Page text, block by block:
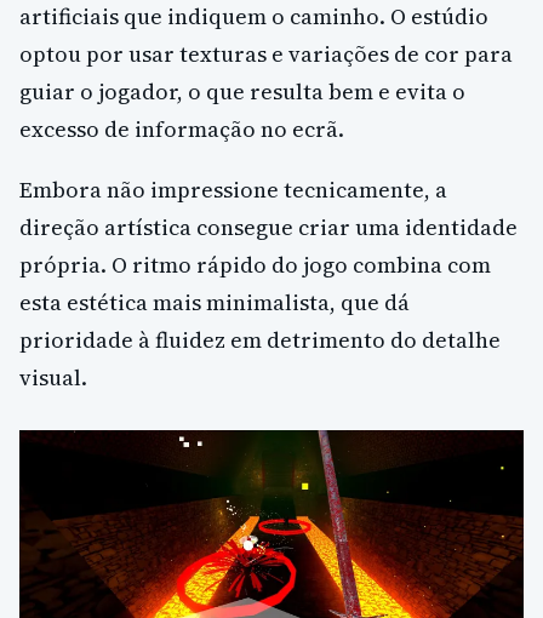
artificiais que indiquem o caminho. O estúdio
optou por usar texturas e variações de cor para
guiar o jogador, o que resulta bem e evita o
excesso de informação no ecrã.
Embora não impressione tecnicamente, a
direção artística consegue criar uma identidade
própria. O ritmo rápido do jogo combina com
esta estética mais minimalista, que dá
prioridade à fluidez em detrimento do detalhe
visual.